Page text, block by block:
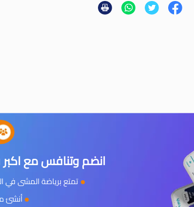
انضم وتنافس مع
تمتع برياضة المشى في
أنشئ